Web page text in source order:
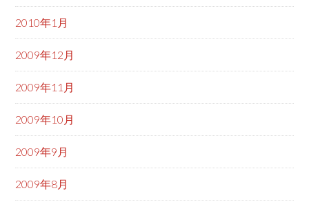
2010年1月
2009年12月
2009年11月
2009年10月
2009年9月
2009年8月